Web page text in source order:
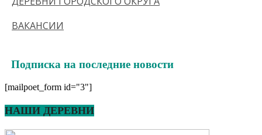
ВАКАНСИИ
Подписка на последние новости
[mailpoet_form id="3"]
НАШИ ДЕРЕВНИ